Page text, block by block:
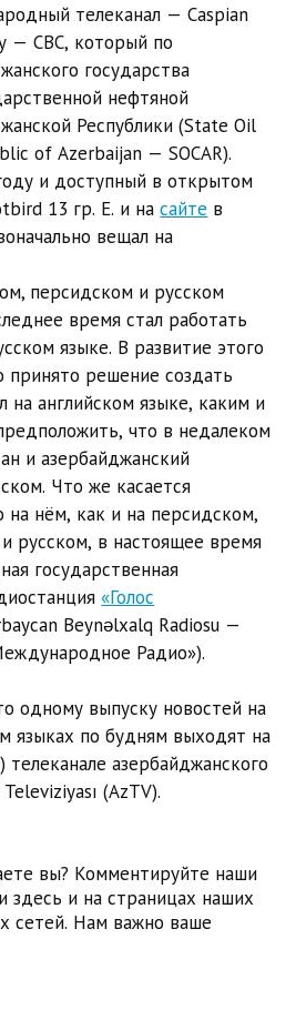
телеканал — Caspian
— CBC, который по
государства
нефтяной
Республики (State Oil
of Azerbaijan — SOCAR).
и доступный в открытом
13 гр. E. и насайте в
вещал на
персидском и русском
время стал работать
языке. В развитие этого
решение создать
на английском языке, каким и
что в недалеком
и азербайджанский
Что же касается
на нём, как и на персидском,
русском, в настоящее время
государственная
«Голос
Beynəlxalq Radiosu —
Радио»).
одному выпуску новостей на
языках по будням выходят на
азербайджанского
(AzTV).
вы? Комментируйте наши
здесь и на страницах наших
сетей. Нам важно ваше